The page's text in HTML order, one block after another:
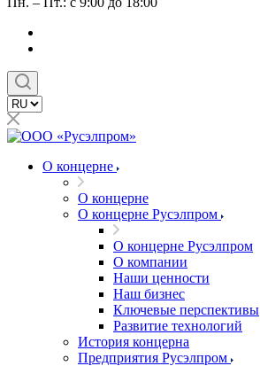
О концерне
О концерне
О концерне Русэлпром
О концерне Русэлпром
О компании
Наши ценности
Наш бизнес
Ключевые перспективы
Развитие технологий
История концерна
Предприятия Русэлпром